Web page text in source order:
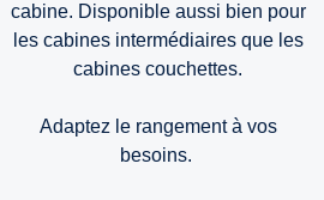
cabine. Disponible aussi bien pour
les cabines intermédiaires que les
cabines couchettes.
Adaptez le rangement à vos
besoins.